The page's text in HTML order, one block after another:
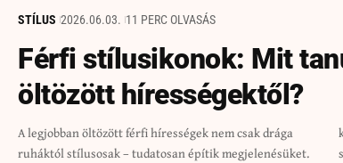
STÍLUS 2026.06.03. 11 PERC OLVASÁS
Férfi stílusikonok: Mit
öltözött hírességektől?
A legjobban öltözött férfi hírességek nem csak drága
ruháktól stílusosak – tudatosan építik megjelenésüket.
kiegészítőkről és önbizalomról, hogy saját, hiteles